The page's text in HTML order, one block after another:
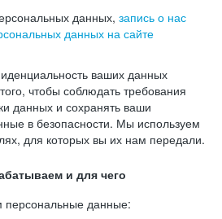
данных, запись о нас
данных на сайте
ваших данных
чтобы соблюдать требования
данных и сохранять ваши
в безопасности. Мы используем
для которых вы их нам передали.
и для чего
данные: